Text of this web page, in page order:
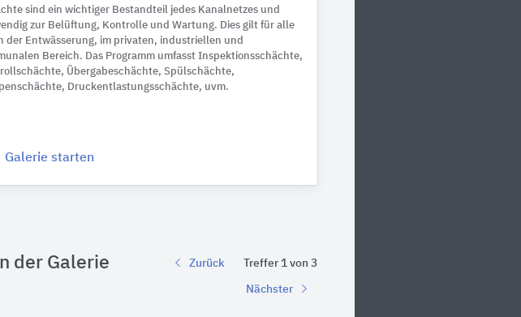
sind ein wichtiger Bestandteil jedes Kanalnetzes und
zur Belüftung, Kontrolle und Wartung. Dies gilt für alle
der Entwässerung, im privaten, industriellen und
Bereich. Das Programm umfasst Inspektionsschächte,
Übergabeschächte, Spülschächte,
Druckentlastungsschächte, uvm.
Galerie starten
der Galerie Zurück Treffer 1 von 3
Nächster